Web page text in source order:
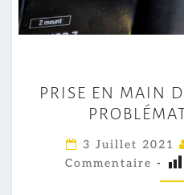
I
PRISE EN MAIN
3 Juillet 2021
Commentaire -